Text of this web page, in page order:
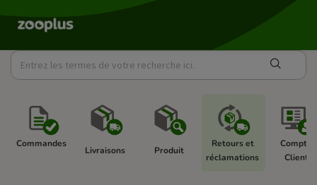
Commandes
Livraisons Produit
Retours et
réclamations
Compte
Client